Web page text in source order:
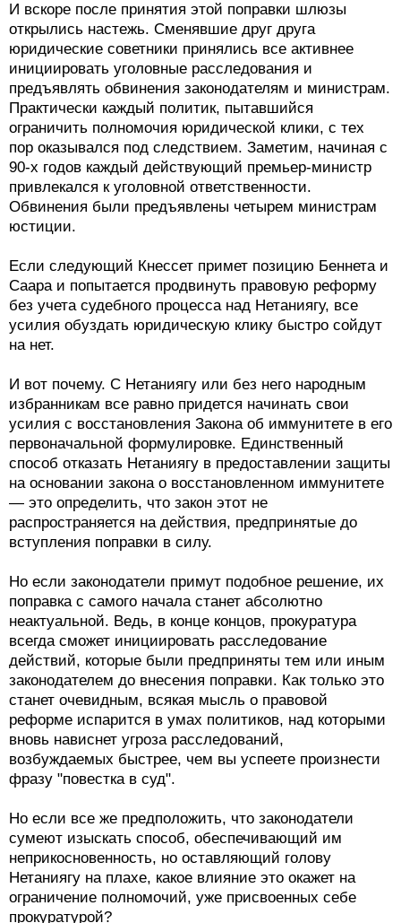
И вскоре после принятия этой поправки шлюзы
открылись настежь. Сменявшие друг друга
юридические советники принялись все активнее
инициировать уголовные расследования и
предъявлять обвинения законодателям и министрам.
Практически каждый политик, пытавшийся
ограничить полномочия юридической клики, с тех
пор оказывался под следствием. Заметим, начиная с
90-х годов каждый действующий премьер-министр
привлекался к уголовной ответственности.
Обвинения были предъявлены четырем министрам
юстиции.
Если следующий Кнессет примет позицию Беннета и
Саара и попытается продвинуть правовую реформу
без учета судебного процесса над Нетаниягу, все
усилия обуздать юридическую клику быстро сойдут
на нет.
И вот почему. С Нетаниягу или без него народным
избранникам все равно придется начинать свои
усилия с восстановления Закона об иммунитете в его
первоначальной формулировке. Единственный
способ отказать Нетаниягу в предоставлении защиты
на основании закона о восстановленном иммунитете
— это определить, что закон этот не
распространяется на действия, предпринятые до
вступления поправки в силу.
Но если законодатели примут подобное решение, их
поправка с самого начала станет абсолютно
неактуальной. Ведь, в конце концов, прокуратура
всегда сможет инициировать расследование
действий, которые были предприняты тем или иным
законодателем до внесения поправки. Как только это
станет очевидным, всякая мысль о правовой
реформе испарится в умах политиков, над которыми
вновь нависнет угроза расследований,
возбуждаемых быстрее, чем вы успеете произнести
фразу "повестка в суд".
Но если все же предположить, что законодатели
сумеют изыскать способ, обеспечивающий им
неприкосновенность, но оставляющий голову
Нетаниягу на плахе, какое влияние это окажет на
ограничение полномочий, уже присвоенных себе
прокуратурой?